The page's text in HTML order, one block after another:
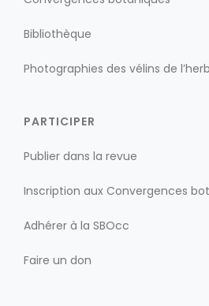
Bibliothèque
Photographies des vélins de
PARTICIPER
Publier dans la revue
Inscription aux Convergences
Adhérer à la SBOcc
Faire un don